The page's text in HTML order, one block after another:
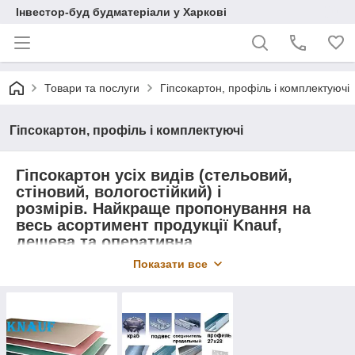
Інвестор-буд будматеріали у Харкові
Товари та послуги Гіпсокартон, профіль і комплектуючі
Гіпсокартон, профіль і комплектуючі
Гіпсокартон усіх видів (стельовий,
стіновий, вологостійкий) і
розмірів. Найкраще пропонування на
весь асортимент продукції Knauf,
дешева та оперативна
доставка найкраща ціна на гіпсокартон в
Профіль оцинкований і багато інших комплектуючих для
гіпсокартону від компанії Інвестор стрункий в Харькове.
Показати все